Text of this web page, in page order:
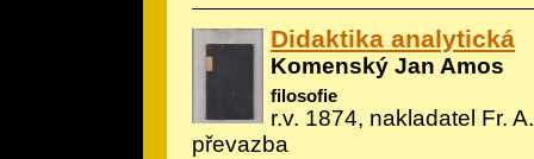
Didaktika analytická
Komenský Jan Amos
filosofie
r.v. 1874, nakladatel Fr.
převazba